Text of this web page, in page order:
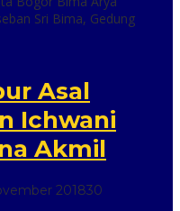
Sri Bima, Gedung
Asal
Ichwani
Akmil
201830